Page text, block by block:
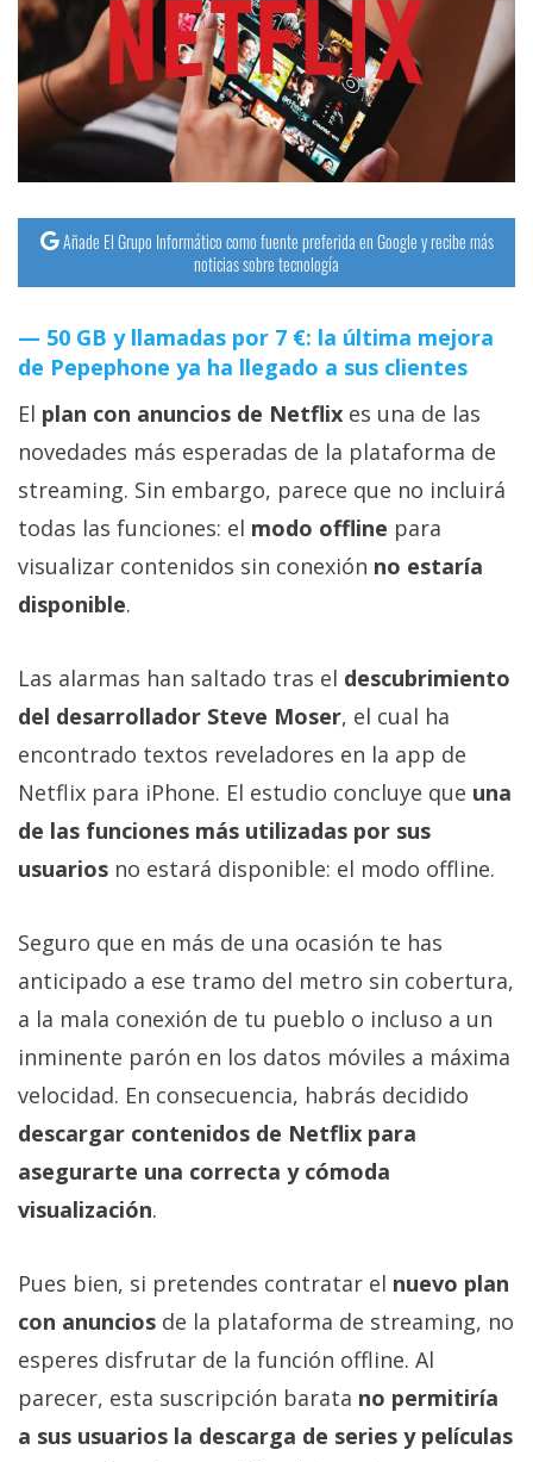
Operadores
Trucos
y
Tutoriales
Ciberseguridad
Sistemas
operativos
Profesional
+
Más
temas
Foros
Contacto
Sobre
nosotros
Publicidad
Cambiar
opciones
de
privacidad
Aviso
Legal
digital donde
todas las
noticias sobre
tecnología,
móviles,
apps,
Añade El Grupo Informático como fuente preferida en Google y recibe más
noticias sobre tecnología
50 GB y llamadas por 7 €: la última mejora
de Pepephone ya ha llegado a sus clientes
El plan con anuncios de Netflix es una de las
novedades más esperadas de la plataforma de
streaming. Sin embargo, parece que no incluirá
todas las funciones: el modo offline para
visualizar contenidos sin conexión no estaría
disponible.
Las alarmas han saltado tras el descubrimiento
del desarrollador Steve Moser, el cual ha
encontrado textos reveladores en la app de
Netflix para iPhone. El estudio concluye que una
de las funciones más utilizadas por sus
usuarios no estará disponible: el modo offline.
Seguro que en más de una ocasión te has
anticipado a ese tramo del metro sin cobertura,
a la mala conexión de tu pueblo o incluso a un
inminente parón en los datos móviles a máxima
velocidad. En consecuencia, habrás decidido
descargar contenidos de Netflix para
asegurarte una correcta y cómoda
visualización.
Pues bien, si pretendes contratar el nuevo plan
con anuncios de la plataforma de streaming, no
esperes disfrutar de la función offline. Al
parecer, esta suscripción barata no permitiría
a sus usuarios la descarga de series y películas